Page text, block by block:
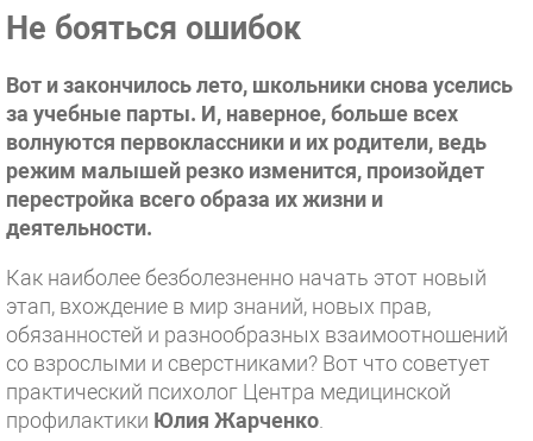
Не бояться ошибок
Вот и закончилось лето, школьники снова уселись
за учебные парты. И, наверное, больше всех
волнуются первоклассники и их родители, ведь
режим малышей резко изменится, произойдет
перестройка всего образа их жизни и
деятельности.
Как наиболее безболезненно начать этот новый
этап, вхождение в мир знаний, новых прав,
обязанностей и разнообразных взаимоотношений
со взрослыми и сверстниками? Вот что советует
практический психолог Центра медицинской
профилактики Юлия Жарченко